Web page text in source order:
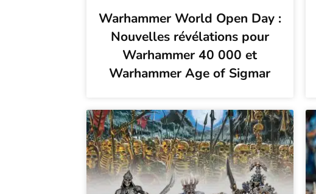
Warhammer World Open Day :
Nouvelles révélations pour
Warhammer 40 000 et
Warhammer Age of Sigmar